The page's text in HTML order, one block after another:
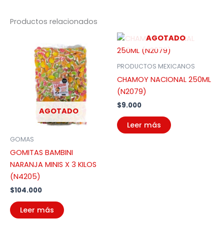
Productos relacionados
AGOTADO
GOMAS
GOMITAS BAMBINI
NARANJA MINIS X 3 KILOS
(N4205)
$104.000
Leer más
AGOTADO
PRODUCTOS MEXICANOS
CHAMOY NACIONAL 250ML
(N2079)
$9.000
Leer más